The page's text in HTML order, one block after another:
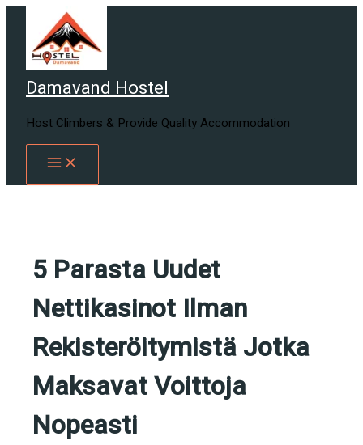
content
Damavand Hostel
Host Climbers & Provide Quality Accommodation
5 Parasta Uudet
Nettikasinot Ilman
Rekisteröitymistä Jotka
Maksavat Voittoja
Nopeasti